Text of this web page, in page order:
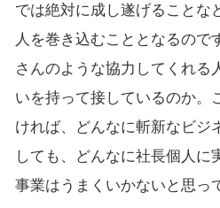
では絶対に成し遂げることな
人を巻き込むこととなるので
さんのような協力してくれる
いを持って接しているのか。
ければ、どんなに斬新なビジ
しても、どんなに社長個人に
事業はうまくいかないと思っ